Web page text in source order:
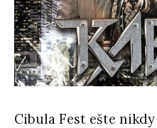
Cibula Fest ešte